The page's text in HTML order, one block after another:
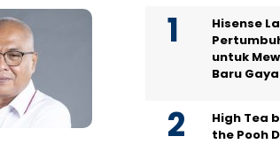
Hisense
untuk
Baru
High Tea
the Pooh